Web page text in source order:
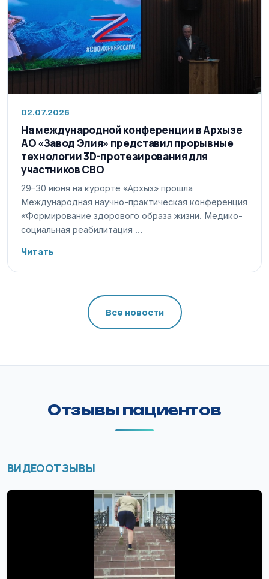
02.07.2026
На международной конференции в Архызе
АО «Завод Элия» представил прорывные
технологии 3D-протезирования для
участников СВО
29–30 июня на курорте «Архыз» прошла
Международная научно-практическая конференция
«Формирование здорового образа жизни. Медико-
социальная реабилитация …
Читать
Все новости
Отзывы пациентов
ВИДЕООТЗЫВЫ